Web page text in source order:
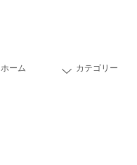
ホーム カテゴリー